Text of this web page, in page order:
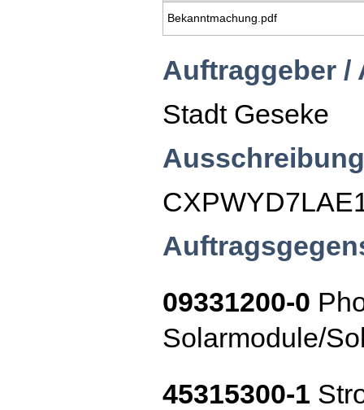
Bekanntmachung.pdf
Auftraggeber /
Stadt Geseke
09331200-0
Solarmodule/
45315300-1